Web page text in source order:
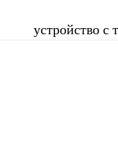
устройство с